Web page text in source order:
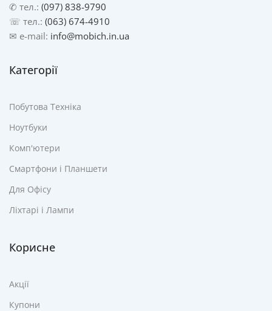
✆ тел.: (097) 838-9790
☏ тел.: (063) 674-4910
✉ e-mail: info@mobich.in.ua
Категорії
Побутова Техніка
Ноутбуки
Комп'ютери
Смартфони і Планшети
Для Офісу
Ліхтарі і Лампи
Корисне
Акції
Купони